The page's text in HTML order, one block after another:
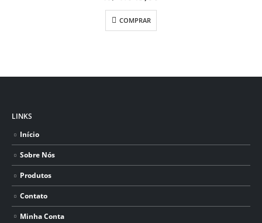
COMPRAR
LINKS
Início
Sobre Nós
Produtos
Contato
Minha Conta